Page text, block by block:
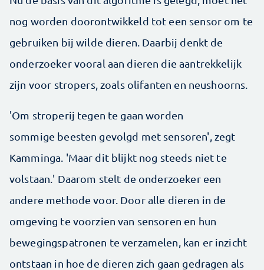
nog worden doorontwikkeld tot een sensor om te
gebruiken bij wilde dieren. Daarbij denkt de
onderzoeker vooral aan dieren die aantrekkelijk
zijn voor stropers, zoals olifanten en neushoorns.
'Om stroperij tegen te gaan worden
sommige beesten gevolgd met sensoren', zegt
Kamminga. 'Maar dit blijkt nog steeds niet te
volstaan.' Daarom stelt de onderzoeker een
andere methode voor. Door alle dieren in de
omgeving te voorzien van sensoren en hun
bewegingspatronen te verzamelen, kan er inzicht
ontstaan in hoe de dieren zich gaan gedragen als